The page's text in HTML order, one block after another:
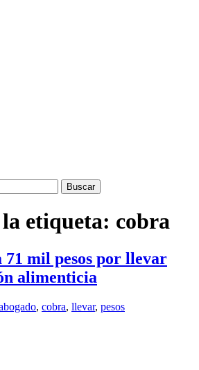
Tepic
etiqueta: cobra
71 mil pesos por llevar
alimenticia
, cobra, llevar, pesos